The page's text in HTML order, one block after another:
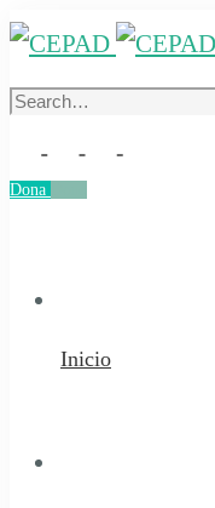
Search
Dona
Inicio